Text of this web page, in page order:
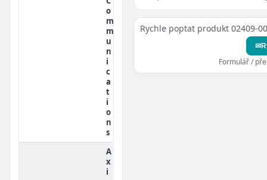
o
m
m
u
n
i
c
a
t
i
o
n
s
A
x
i
Rychle poptat produkt 02409-
✉
Formulář /